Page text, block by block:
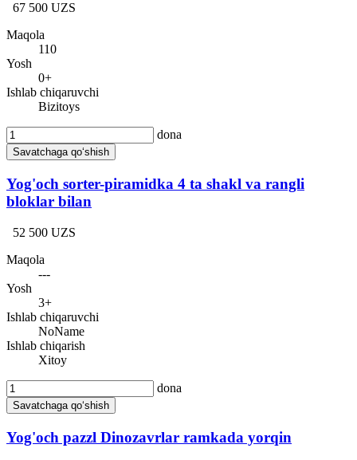
67 500 UZS
Maqola
110
Yosh
0+
Ishlab chiqaruvchi
Bizitoys
dona
Savatchaga qo‘shish
Yog'och sorter-piramidka 4 ta shakl va rangli
bloklar bilan
52 500 UZS
Maqola
---
Yosh
3+
Ishlab chiqaruvchi
NoName
Ishlab chiqarish
Xitoy
dona
Savatchaga qo‘shish
Yog'och pazzl Dinozavrlar ramkada yorqin